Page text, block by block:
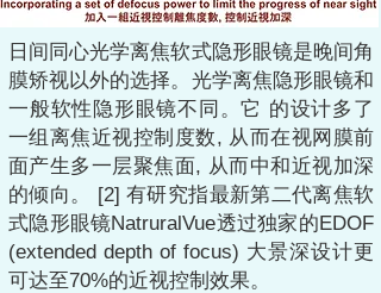
日间同心光学离焦软式隐形眼镜是晚间角
膜矫视以外的选择。光学离焦隐形眼镜和
一般软性隐形眼镜不同。它 的设计多了
一组离焦近视控制度数, 从而在视网膜前
面产生多一层聚焦面, 从而中和近视加深
的倾向。 [2] 有研究指最新第二代离焦软
式隐形眼镜NatruralVue透过独家的EDOF
(extended depth of focus) 大景深设计更
可达至70%的近视控制效果。